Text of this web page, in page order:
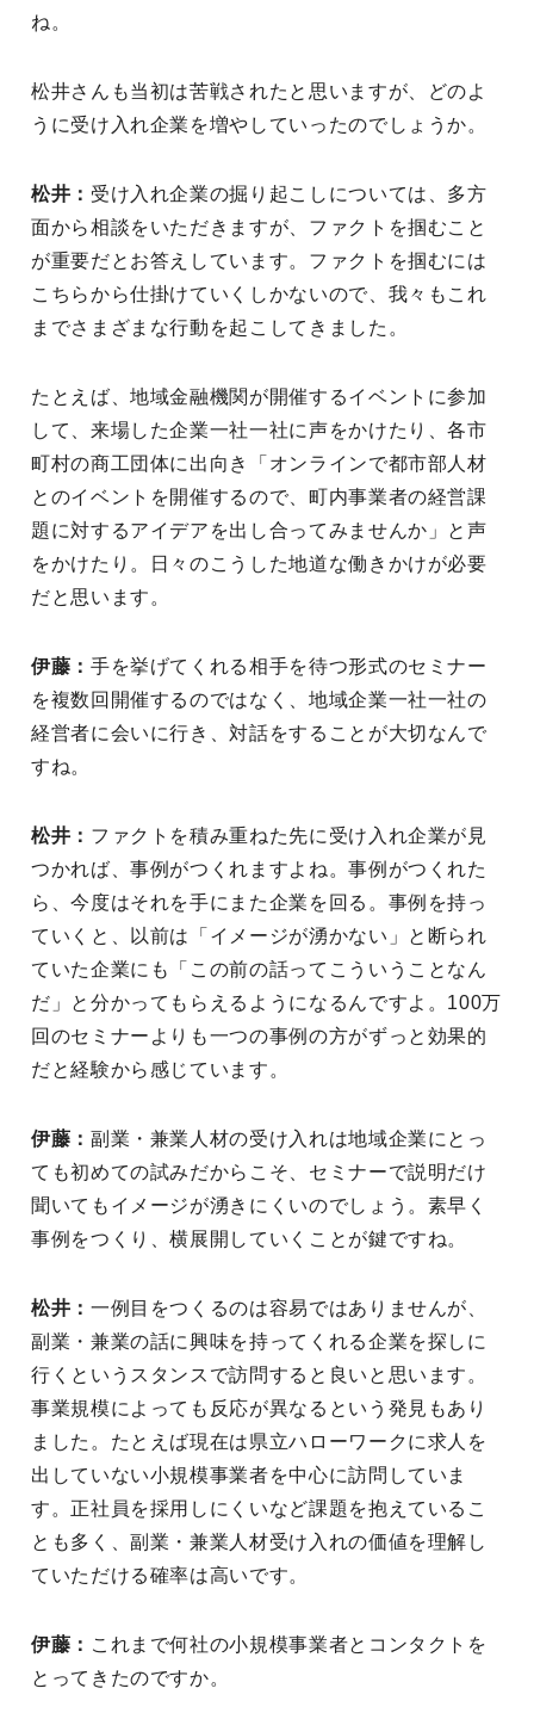
ね。
松井さんも当初は苦戦されたと思いますが、どのよ
うに受け入れ企業を増やしていったのでしょうか。
松井： 受け入れ企業の掘り起こしについては、多方
面から相談をいただきますが、ファクトを掴むこと
が重要だとお答えしています。ファクトを掴むには
こちらから仕掛けていくしかないので、我々もこれ
までさまざまな行動を起こしてきました。
たとえば、地域金融機関が開催するイベントに参加
して、来場した企業一社一社に声をかけたり、各市
町村の商工団体に出向き「オンラインで都市部人材
とのイベントを開催するので、町内事業者の経営課
題に対するアイデアを出し合ってみませんか」と声
をかけたり。日々のこうした地道な働きかけが必要
だと思います。
伊藤： 手を挙げてくれる相手を待つ形式のセミナー
を複数回開催するのではなく、地域企業一社一社の
経営者に会いに行き、対話をすることが大切なんで
すね。
松井： ファクトを積み重ねた先に受け入れ企業が見
つかれば、事例がつくれますよね。事例がつくれた
ら、今度はそれを手にまた企業を回る。事例を持っ
ていくと、以前は「イメージが湧かない」と断られ
ていた企業にも「この前の話ってこういうことなん
だ」と分かってもらえるようになるんですよ。100万
回のセミナーよりも一つの事例の方がずっと効果的
だと経験から感じています。
伊藤： 副業・兼業人材の受け入れは地域企業にとっ
ても初めての試みだからこそ、セミナーで説明だけ
聞いてもイメージが湧きにくいのでしょう。素早く
事例をつくり、横展開していくことが鍵ですね。
松井： 一例目をつくるのは容易ではありませんが、
副業・兼業の話に興味を持ってくれる企業を探しに
行くというスタンスで訪問すると良いと思います。
事業規模によっても反応が異なるという発見もあり
ました。たとえば現在は県立ハローワークに求人を
出していない小規模事業者を中心に訪問していま
す。正社員を採用しにくいなど課題を抱えているこ
とも多く、副業・兼業人材受け入れの価値を理解し
ていただける確率は高いです。
伊藤： これまで何社の小規模事業者とコンタクトを
とってきたのですか。